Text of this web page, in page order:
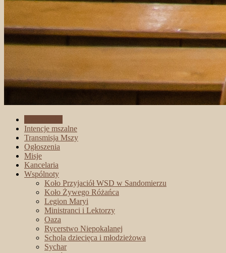
Intencje mszalne
Transmisja Mszy
Ogłoszenia
Misje
Kancelaria
Wspólnoty
Koło Przyjaciół WSD w Sandomierzu
Koło Żywego Różańca
Legion Maryi
Ministranci i Lektorzy
Oaza
Rycerstwo Niepokalanej
Schola dziecięca i młodzieżowa
Sychar